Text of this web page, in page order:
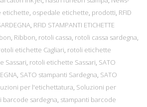
etichette, ospedale etichette, prodotti, RFID
, RFID STAMPANTI ETICHETTE
, Ribbon, rotoli cassa, rotoli cassa sardegna,
etichette Cagliari, rotoli etichette
Sassari, rotoli etichette Sassari, SATO
, SATO stampanti Sardegna, SATO
per l'etichettatura, Soluzioni per
barcode sardegna, stampanti barcode